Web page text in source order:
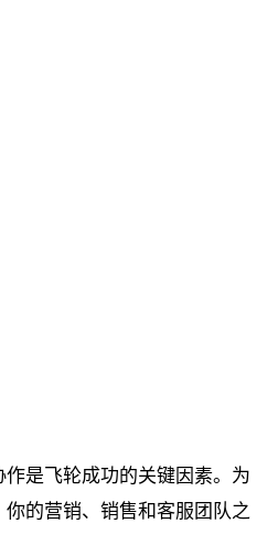
是飞轮成功的关键因素。为
的营销、销售和客服团队之